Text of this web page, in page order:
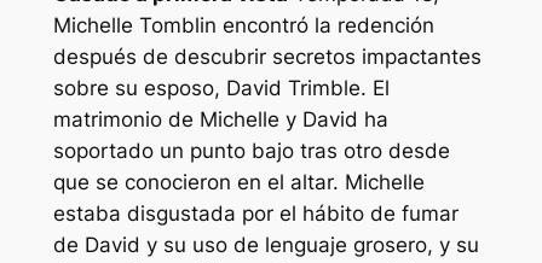
Michelle Tomblin encontró la redención
después de descubrir secretos impactantes
sobre su esposo, David Trimble. El
matrimonio de Michelle y David ha
soportado un punto bajo tras otro desde
que se conocieron en el altar. Michelle
estaba disgustada por el hábito de fumar
de David y su uso de lenguaje grosero, y su